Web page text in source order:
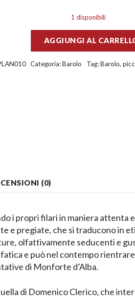
1 disponibili
AGGIUNGI AL
Categoria:Barolo Tag:Barolo,
(0)
i propri filari in maniera attenta
e pregiate, che si traducono in
olfattivamente seducenti e
fatica e può nel contempo
di Monforte d’Alba.
di Domenico Clerico, che